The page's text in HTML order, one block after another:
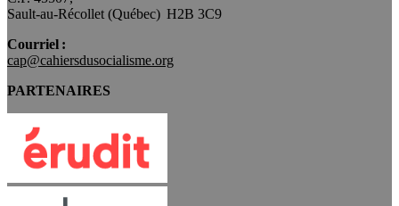
Sault-au-Récollet (Québec) H2B 3C9
Courriel :
cap@cahiersdusocialisme.org
PARTENAIRES